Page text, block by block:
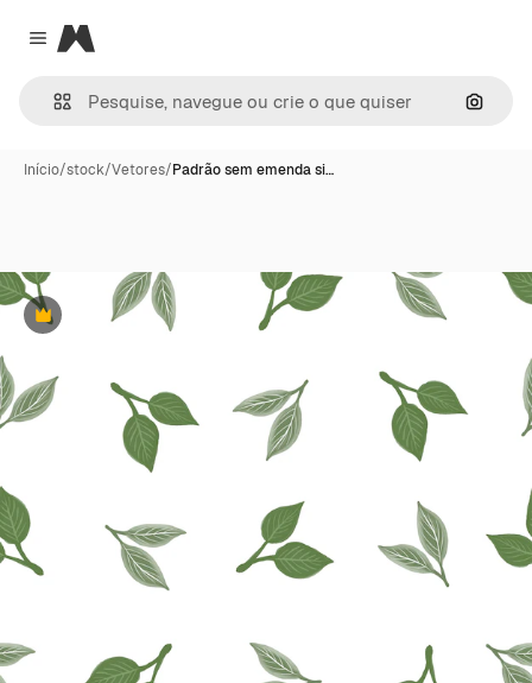
Close menu
Magnific
Início/stock/Vetores/Padrão sem emenda si…
Premium